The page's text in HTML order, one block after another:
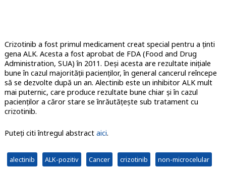
Crizotinib a fost primul medicament creat special pentru a ținti
gena ALK. Acesta a fost aprobat de FDA (Food and Drug
Administration, SUA) în 2011. Deși acesta are rezultate inițiale
bune în cazul majorității pacienților, în general cancerul reîncepe
să se dezvolte după un an. Alectinib este un inhibitor ALK mult
mai puternic, care produce rezultate bune chiar și în cazul
pacienților a căror stare se înrăutățește sub tratament cu
crizotinib.
Puteți citi întregul abstract aici.
alectinib ALK-pozitiv Cancer crizotinib non-microcelular